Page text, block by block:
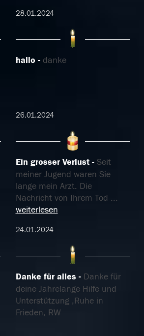
28.01.2024
hallo danke
26.01.2024
Ein grosser Verlust
Seit
meiner Jugend waren Sie
lange mein Arzt. Die
Nachricht von Ihrem Tod ...
weiterlesen
24.01.2024
Danke für alles
Danke für
deine Jahrelange Hilfe und
Unterstützung ,Ruhe in
Frieden, RW